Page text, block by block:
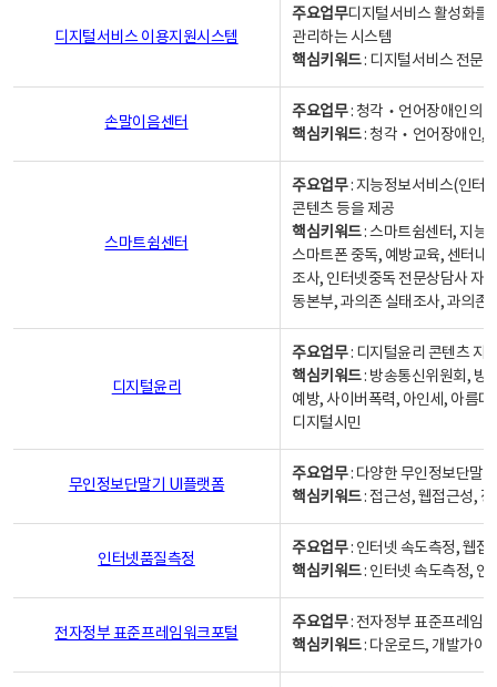
디지털서비스 이용지원시스템
주요업무디지털서비스 활성화를
관리하는 시스템
핵심키워드: 디지털서비스 전문
손말이음센터
주요업무: 청각‧언어장애인의
핵심키워드: 청각‧언어장애인,
스마트쉼센터
주요업무: 지능정보서비스(인터
콘텐츠 등을 제공
핵심키워드: 스마트쉼센터, 지능
스마트폰 중독, 예방교육, 센터내
조사, 인터넷중독 전문상담사 자
동본부, 과의존 실태조사, 과의존
디지털윤리
주요업무: 디지털윤리 콘텐츠 지
핵심키워드: 방송통신위원회, 방
예방, 사이버폭력, 아인세, 아름
디지털시민
무인정보단말기 UI플랫폼
주요업무: 다양한 무인정보단말
핵심키워드: 접근성, 웹접근성,
인터넷품질측정
주요업무: 인터넷 속도측정, 웹접
핵심키워드: 인터넷 속도측정, 인
전자정부 표준프레임워크포털
주요업무: 전자정부 표준프레임
핵심키워드: 다운로드, 개발가이